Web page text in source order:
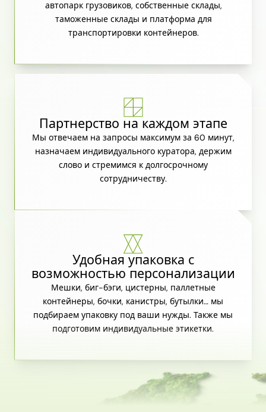
автопарк грузовиков, собственные склады,
таможенные склады и платформа для
транспортировки контейнеров.
Партнерство на каждом этапе
Мы отвечаем на запросы максимум за 60 минут,
назначаем индивидуального куратора, держим
слово и стремимся к долгосрочному
сотрудничеству.
Удобная упаковка с
возможностью персонализации
Мешки, биг-бэги, цистерны, паллетные
контейнеры, бочки, канистры, бутылки… мы
подбираем упаковку под ваши нужды. Также мы
подготовим индивидуальные этикетки.